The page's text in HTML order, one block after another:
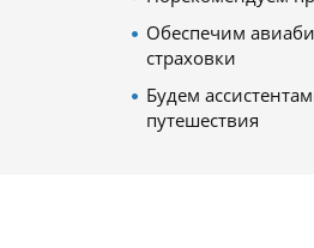
Обеспечим
страховки
Будем
путешествия